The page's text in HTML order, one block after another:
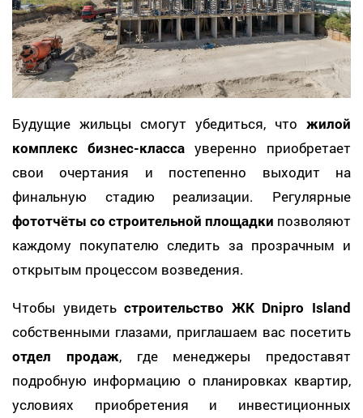
Будущие жильцы смогут убедиться, что жилой
комплекс бизнес-класса уверенно приобретает
свои очертания и постепенно выходит на
финальную стадию реализации. Регулярные
фототчёты со строительной площадки позволяют
каждому покупателю следить за прозрачным и
открытым процессом возведения.
Чтобы увидетьстроительство ЖК Dnipro Island
собственными глазами, приглашаем вас посетить
отдел продаж, где менеджеры предоставят
подробную информацию о планировках квартир,
условиях приобретения и инвестиционных